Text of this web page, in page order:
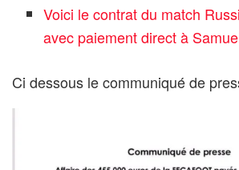
Voici le contrat du match
avec paiement direct à
Ci dessous le communiqué de